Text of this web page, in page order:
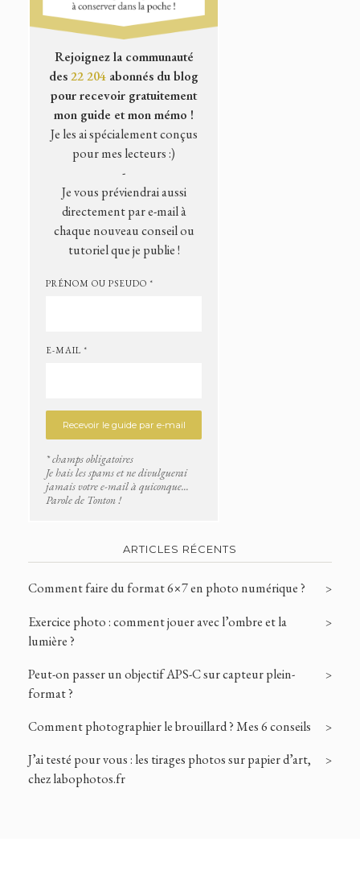
Rejoignez la communauté
des22 204 abonnés du blog
pour recevoir gratuitement
mon guide et mon mémo !
Je les ai spécialement conçus
pour mes lecteurs :)
-
Je vous préviendrai aussi
directement par e-mail à
chaque nouveau conseil ou
tutoriel que je publie !
PRÉNOM OU PSEUDO *
E-MAIL *
* champs obligatoires
Je hais les spams et ne divulguerai
jamais votre e-mail à quiconque...
Parole de Tonton !
ARTICLES RÉCENTS
Comment faire du format 6×7 en photo numérique ?
Exercice photo : comment jouer avec l’ombre et la
lumière ?
Peut-on passer un objectif APS-C sur capteur plein-
format ?
Comment photographier le brouillard ? Mes 6 conseils
J’ai testé pour vous : les tirages photos sur papier d’art,
chez labophotos.fr